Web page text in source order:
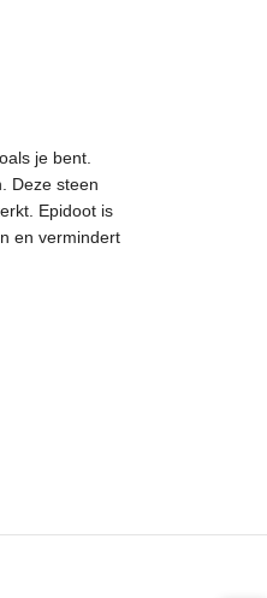
je bent.
Deze steen
Epidoot is
en vermindert